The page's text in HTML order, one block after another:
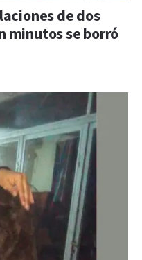
de dos
minutos se borró